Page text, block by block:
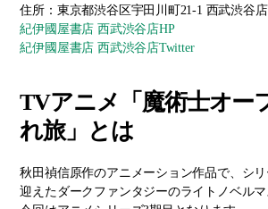
住所：東京都渋谷区宇田川町21-1 西武渋谷
紀伊國屋書店 西武渋谷店HP
紀伊國屋書店 西武渋谷店Twitter
TVアニメ「魔術士オー
れ旅」とは
秋田禎信原作のアニメーション作品で、シ
迎えたダークファンタジーのライトノベルマ